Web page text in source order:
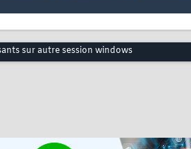
sur autre session windows